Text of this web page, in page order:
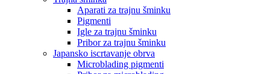
Aparati za trajnu šminku
Pigmenti
Igle za trajnu šminku
Pribor za trajnu šminku
Japansko iscrtavanje obrva
Microblading pigmenti